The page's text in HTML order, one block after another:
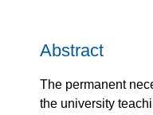
Abstract
The permanent
the university